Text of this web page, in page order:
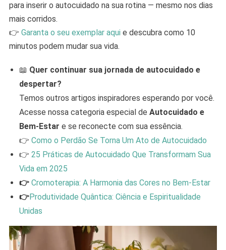
para inserir o autocuidado na sua rotina — mesmo nos dias
mais corridos.
👉 Garanta o seu exemplar aquie descubra como 10
minutos podem mudar sua vida.
📖 Quer continuar sua jornada de autocuidado e
despertar?
Temos outros artigos inspiradores esperando por você.
Acesse nossa categoria especial de Autocuidado e
Bem-Estar e se reconecte com sua essência.
👉 Como o Perdão Se Torna Um Ato de Autocuidado
👉 25 Práticas de Autocuidado Que Transformam Sua
Vida em 2025
👉 Cromoterapia: A Harmonia das Cores no Bem-Estar
👉Produtividade Quântica: Ciência e Espiritualidade
Unidas